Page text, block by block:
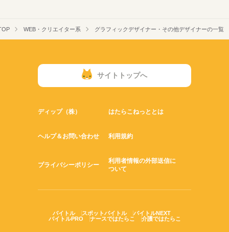
WEB・クリエイター系 グラフィックデザイナー・その他デザイナーの一覧
サイトトップへ
ディップ（株） はたらこねっととは
ヘルプ＆お問い合わせ 利用規約
プライバシーポリシー
利用者情報の外部送信に
ついて
バイトル スポットバイトル
バイトルNEXT
バイトルPRO
ナースではたらこ 介護ではたらこ